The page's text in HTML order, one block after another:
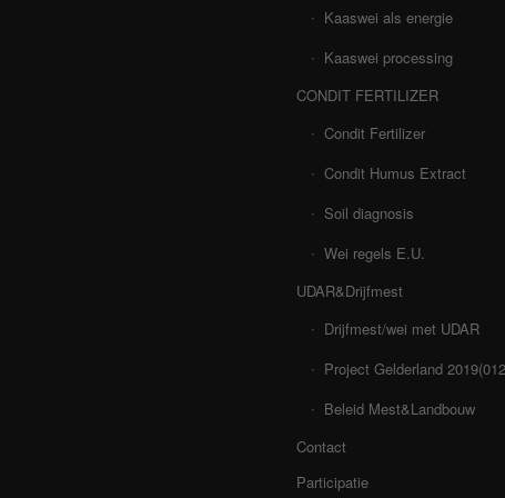
Kaaswei als energie
Kaaswei processing
CONDIT FERTILIZER
Condit Fertilizer
Condit Humus Extract
Soil diagnosis
Wei regels E.U.
UDAR&Drijfmest
Drijfmest/wei met UDAR
Project Gelderland
Beleid Mest&Landbouw
Contact
Participatie